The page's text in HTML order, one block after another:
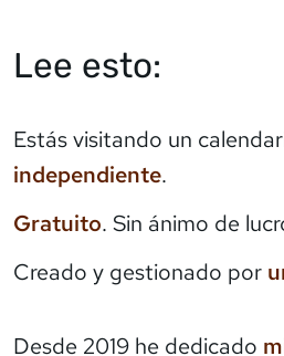
Lee esto:
Estás visitando un
independiente.
Gratuito. Sin ánimo de
Creado y gestionado por
Desde 2019 he dedicado